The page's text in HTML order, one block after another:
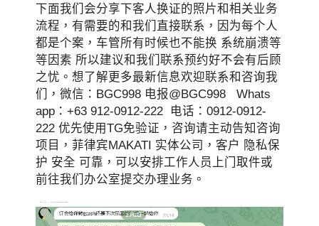
下面我们会分享下客人换证的照片和相关业务
流程，有需要的和我们直接联系，因为每个人
都是个案，车管所有时候也不能换 系统崩溃等
等因素 所以建议和我们联系预约好不会有后顾
之忧。想了解更多最新信息欢迎联系和咨询我
们，微信：BGC998 电报@BGC998 Whats
app：+63 912-0912-222 电话：0912-0912-
222 优先使用TG免验证，咨询请主动告知咨询
项目，菲律宾MAKATI 实体公司，客户 隐私保
护 安全 可靠，可以安排工作人员上门取件或
前往我们办公室提交办理业务。